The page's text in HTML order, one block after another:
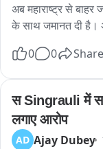
अब महाराष्ट्र से बाहर
के साथ जमानत दी है।
0 0 Share
स Singrauli में
लगाए आरोप
AD Ajay Dubey